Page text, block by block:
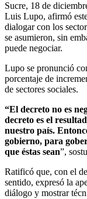
Sucre, 18 de
Luis Lupo, afirmó
dialogar con los
se asumieron, sin
puede negociar.
Lupo se pronunció
porcentaje de
de sectores sociales.
“El decreto no es
decreto es el
nuestro país.
gobierno, para
que éstas sean”,
Ratificó que, con el
sentido, expresó la
diálogo y mostrar